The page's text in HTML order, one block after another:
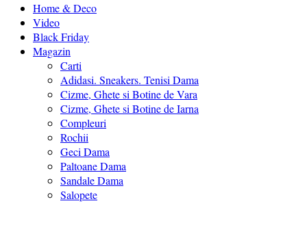
Home & Deco
Video
Black Friday
Magazin
Carti
Adidasi. Sneakers. Tenisi Dama
Cizme, Ghete si Botine de Vara
Cizme, Ghete si Botine de Iarna
Compleuri
Rochii
Geci Dama
Paltoane Dama
Sandale Dama
Salopete